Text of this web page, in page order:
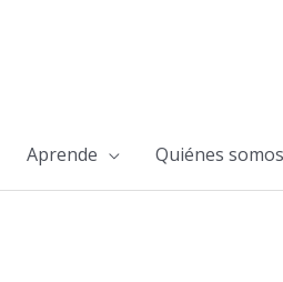
Aprende Quiénes somos